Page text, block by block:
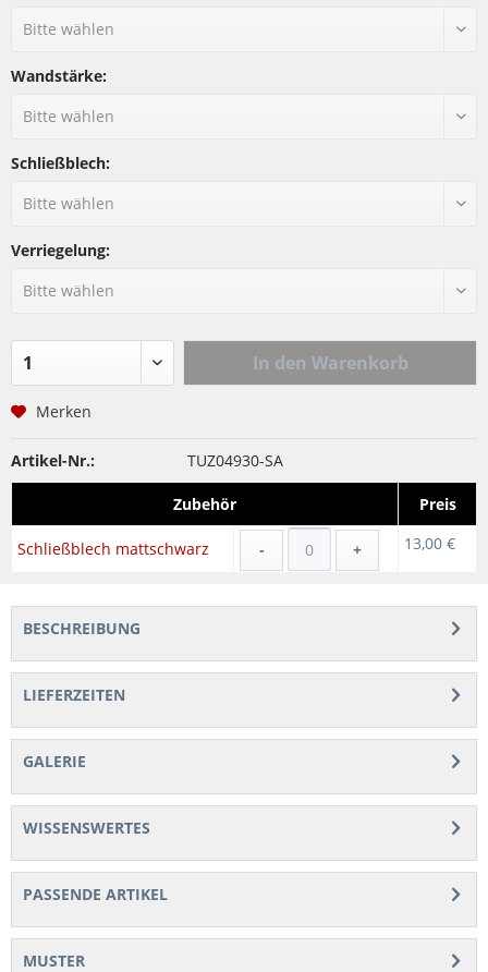
Wandstärke:
Schließblech:
Verriegelung:
In den Warenkorb
Merken
Artikel-Nr.: TUZ04930-SA
Zubehör Preis
Schließblech mattschwarz - + 13,00 €
BESCHREIBUNG
LIEFERZEITEN
GALERIE
WISSENSWERTES
PASSENDE ARTIKEL
MUSTER